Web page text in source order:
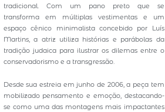
tradicional. Com um pano preto que se
transforma em múltiplas vestimentas e um
espaço cênico minimalista concebido por Luís
Martins, a atriz utiliza histórias e parábolas da
tradição judaica para ilustrar os dilemas entre o
conservadorismo e a transgressão.
Desde sua estreia em junho de 2006, a peça tem
mobilizado pensamento e emoção, destacando-
se como uma das montagens mais impactantes